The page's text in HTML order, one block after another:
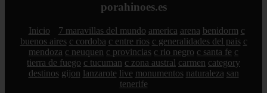
porahinoes.es
Inicio 7 maravillas del mundo america arena benidorm c
buenos aires c cordoba c entre rios c generalidades del pais c
mendoza c neuquen c provincias c rio negro c santa fe c
tierra de fuego c tucuman c zona austral carmen category
destinos gijon lanzarote live monumentos naturaleza san
tenerife